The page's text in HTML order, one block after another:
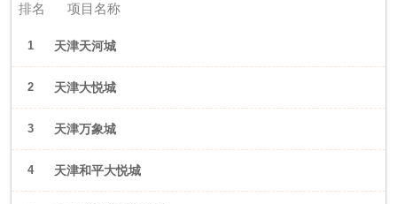
排名 项目名称
1 天津天河城
2 天津大悦城
3 天津万象城
4 天津和平大悦城